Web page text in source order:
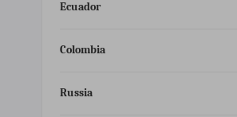
Ecuador
Colombia
Russia